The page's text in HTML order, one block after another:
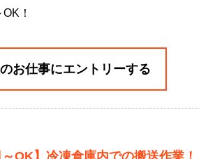
！
お仕事にエントリーする
～OK】冷凍倉庫内での搬送作業！